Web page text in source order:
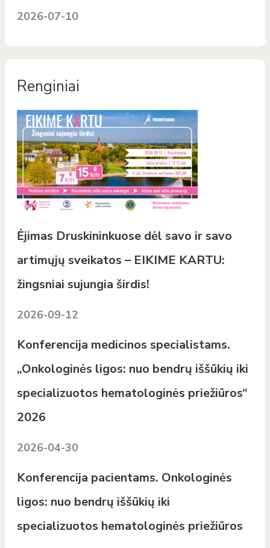
2026-07-10
Renginiai
Ėjimas Druskininkuose dėl savo ir savo
artimųjų sveikatos – EIKIME KARTU:
žingsniai sujungia širdis!
2026-09-12
Konferencija medicinos specialistams.
„Onkologinės ligos: nuo bendrų iššūkių iki
specializuotos hematologinės priežiūros“
2026
2026-04-30
Konferencija pacientams. Onkologinės
ligos: nuo bendrų iššūkių iki
specializuotos hematologinės priežiūros